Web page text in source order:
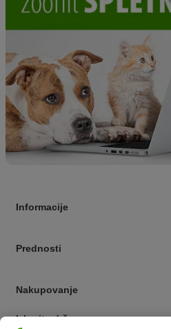
Informacije
Prednosti
Nakupovanje
Izberite državo